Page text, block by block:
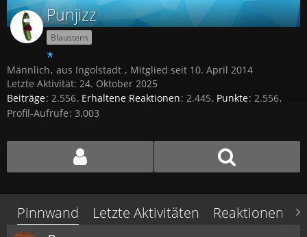
Punjizz
Blaustern
Männlich aus Ingolstadt
Mitglied seit 10. April 2014
Letzte Aktivität: 24. Oktober 2025
Beiträge 2.556 Erhaltene Reaktionen 2.445 Punkte 2.556
Profil-Aufrufe 3.003
Pinnwand Letzte Aktivitäten Reaktionen